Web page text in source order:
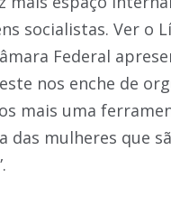
socialistas. Ver o
Federal
nos enche de
mais uma
das mulheres que